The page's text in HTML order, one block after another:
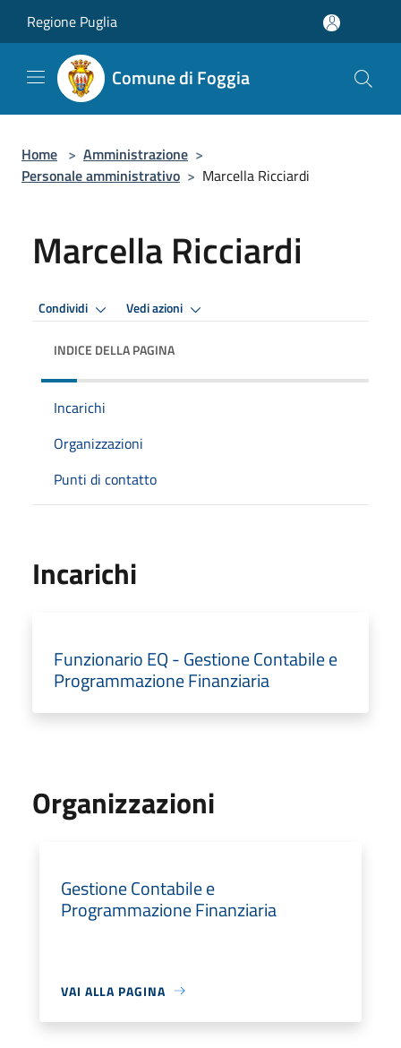
Regione Puglia
Comune di Foggia
Home > Amministrazione >
Personale amministrativo > Marcella Ricciardi
Marcella Ricciardi
Condividi Vedi azioni
INDICE DELLA PAGINA
Incarichi
Organizzazioni
Punti di contatto
Incarichi
Funzionario EQ - Gestione Contabile e
Programmazione Finanziaria
Organizzazioni
Gestione Contabile e
Programmazione Finanziaria
VAI ALLA PAGINA